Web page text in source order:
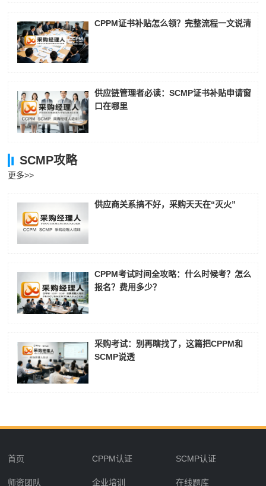
CPPM证书补贴怎么领？完整流程一文说清
供应链管理者必读：SCMP证书补贴申请窗
口在哪里
SCMP攻略
更多>>
供应商关系搞不好，采购天天在“灭火”
CPPM考试时间全攻略：什么时候考？怎么
报名？费用多少？
采购考试：别再瞎找了，这篇把CPPM和
SCMP说透
首页 CPPM认证 SCMP认证
师资团队 企业培训 在线题库